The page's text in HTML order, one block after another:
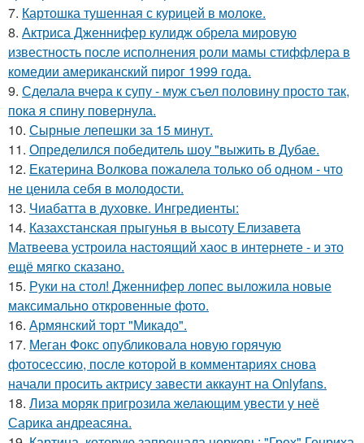
7. Картошка тушенная с курицей в молоке.
8. Актриса Дженнифер кулидж обрела мировую
известность после исполнения роли мамы стиффлера в
комедии американский пирог 1999 года.
9. Сделала вчера к супу - муж съел половину просто так,
пока я спину повернула.
10. Сырные лепешки за 15 минут.
11. Определился победитель шоу "выжить в Дубае.
12. Екатерина Волкова пожалела только об одном - что
не ценила себя в молодости.
13. Чиабатта в духовке. Ингредиенты:
14. Казахстанская прыгунья в высоту Елизавета
Матвеева устроила настоящий хаос в интернете - и это
ещё мягко сказано.
15. Руки на стол! Дженнифер лопес выложила новые
максимально откровенные фото.
16. Армянский торт "Микадо".
17. Меган Фокс опубликовала новую горячую
фотосессию, после которой в комментариях снова
начали просить актрису завести аккаунт на Onlyfans.
18. Лиза моряк пригрозила желающим увести у неё
Сарика андреасяна.